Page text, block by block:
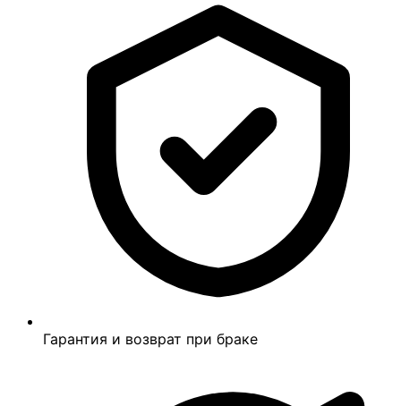
Гарантия и возврат при браке